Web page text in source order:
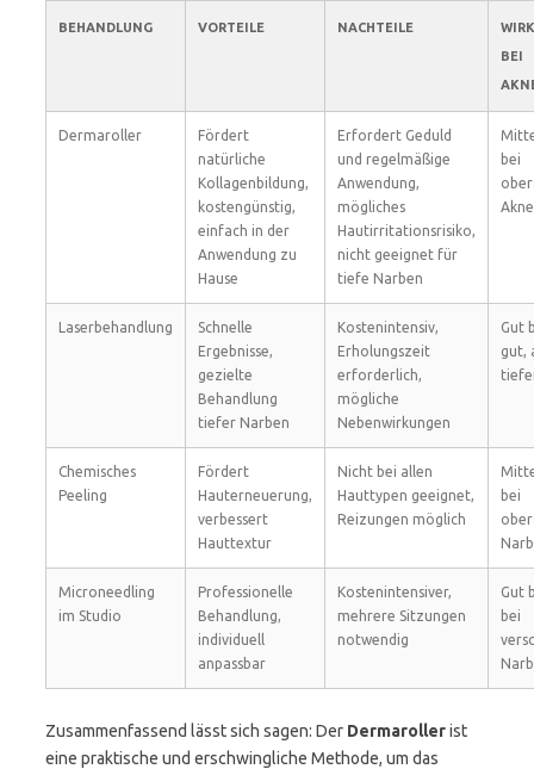
BEHANDLUNG VORTEILE NACHTEILE
BEI
Dermaroller
Fördert
natürliche
Kollagenbildung,
kostengünstig,
einfach in der
Anwendung zu
Hause
Erfordert Geduld
und regelmäßige
Anwendung,
mögliches
Hautirritationsrisiko,
nicht geeignet für
tiefe Narben
bei
Laserbehandlung
Schnelle
Ergebnisse,
gezielte
Behandlung
tiefer Narben
Kostenintensiv,
Erholungszeit
erforderlich,
mögliche
Nebenwirkungen
Gut
gut,
Chemisches
Peeling
Fördert
Hauterneuerung,
verbessert
Hauttextur
Nicht bei allen
Hauttypen geeignet,
Reizungen möglich
bei
Microneedling
im Studio
Professionelle
Behandlung,
individuell
anpassbar
Kostenintensiver,
mehrere Sitzungen
notwendig
Gut
bei
Zusammenfassend lässt sich sagen: Der Dermarollerist
eine praktische und erschwingliche Methode, um das